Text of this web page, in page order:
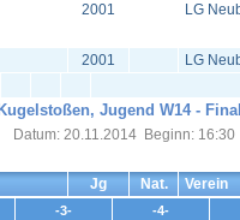
2001 LG
2001 LG
Kugelstoßen, Jugend W14 -
Datum: 20.11.2014 Beginn: 16:30
Jg Nat. Verein
-3- -4-